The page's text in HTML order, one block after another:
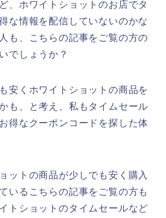
、ホワイトショットのお店でタ
な情報を配信していないのかな
も、こちらの記事をご覧の方の
でしょうか？
安くホワイトショットの商品を
も、と考え、私もタイムセール
得なクーポンコードを探した体
ットの商品が少しでも安く購入
いるこちらの記事をご覧の方も
トショットのタイムセールなど